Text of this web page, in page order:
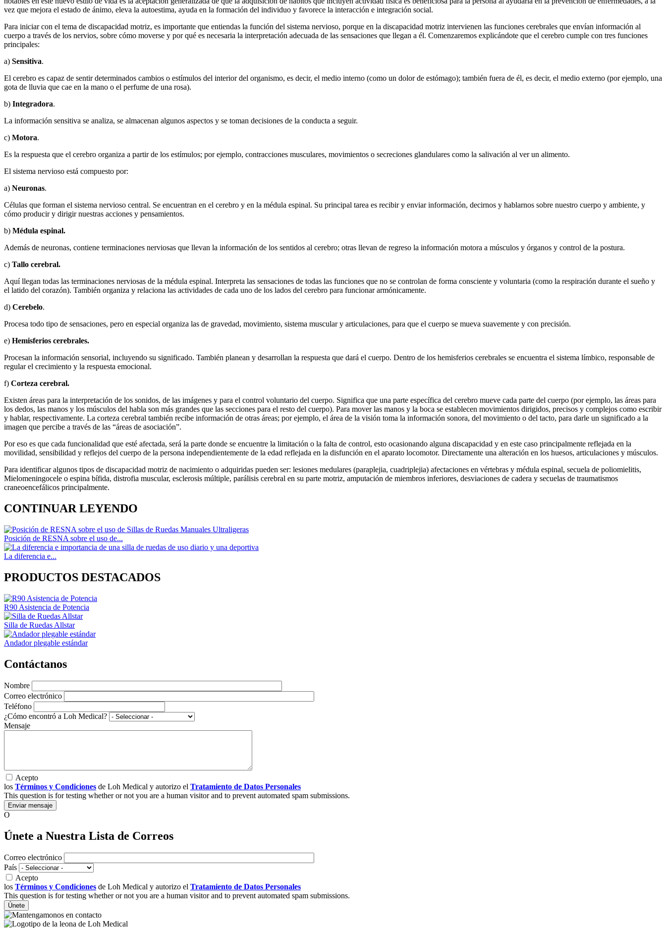
vez que mejora el estado de ánimo, eleva la autoestima, ayuda en la formación del individuo y favorece la interacción e integración social.
Para iniciar con el tema de discapacidad motriz, es importante que entiendas la función del sistema nervioso, porque en la discapacidad motriz intervienen las funciones cerebrales que envían información al
cuerpo a través de los nervios, sobre cómo moverse y por qué es necesaria la interpretación adecuada de las sensaciones que llegan a él. Comenzaremos explicándote que el cerebro cumple con tres funciones
principales:
a) Sensitiva.
El cerebro es capaz de sentir determinados cambios o estímulos del interior del organismo, es decir, el medio interno (como un dolor de estómago); también fuera de él, es decir, el medio externo (por ejemplo, una
gota de lluvia que cae en la mano o el perfume de una rosa).
b) Integradora.
La información sensitiva se analiza, se almacenan algunos aspectos y se toman decisiones de la conducta a seguir.
c) Motora.
Es la respuesta que el cerebro organiza a partir de los estímulos; por ejemplo, contracciones musculares, movimientos o secreciones glandulares como la salivación al ver un alimento.
El sistema nervioso está compuesto por:
a) Neuronas.
Células que forman el sistema nervioso central. Se encuentran en el cerebro y en la médula espinal. Su principal tarea es recibir y enviar información, decirnos y hablarnos sobre nuestro cuerpo y ambiente, y
cómo producir y dirigir nuestras acciones y pensamientos.
b) Médula espinal.
Además de neuronas, contiene terminaciones nerviosas que llevan la información de los sentidos al cerebro; otras llevan de regreso la información motora a músculos y órganos y control de la postura.
c) Tallo cerebral.
Aquí llegan todas las terminaciones nerviosas de la médula espinal. Interpreta las sensaciones de todas las funciones que no se controlan de forma consciente y voluntaria (como la respiración durante el sueño y
el latido del corazón). También organiza y relaciona las actividades de cada uno de los lados del cerebro para funcionar armónicamente.
d) Cerebelo.
Procesa todo tipo de sensaciones, pero en especial organiza las de gravedad, movimiento, sistema muscular y articulaciones, para que el cuerpo se mueva suavemente y con precisión.
e) Hemisferios cerebrales.
Procesan la información sensorial, incluyendo su significado. También planean y desarrollan la respuesta que dará el cuerpo. Dentro de los hemisferios cerebrales se encuentra el sistema límbico, responsable de
regular el crecimiento y la respuesta emocional.
f) Corteza cerebral.
Existen áreas para la interpretación de los sonidos, de las imágenes y para el control voluntario del cuerpo. Significa que una parte específica del cerebro mueve cada parte del cuerpo (por ejemplo, las áreas para
los dedos, las manos y los músculos del habla son más grandes que las secciones para el resto del cuerpo). Para mover las manos y la boca se establecen movimientos dirigidos, precisos y complejos como escribir
y hablar, respectivamente. La corteza cerebral también recibe información de otras áreas; por ejemplo, el área de la visión toma la información sonora, del movimiento o del tacto, para darle un significado a la
imagen que percibe a través de las “áreas de asociación”.
Por eso es que cada funcionalidad que esté afectada, será la parte donde se encuentre la limitación o la falta de control, esto ocasionando alguna discapacidad y en este caso principalmente reflejada en la
movilidad, sensibilidad y reflejos del cuerpo de la persona independientemente de la edad reflejada en la disfunción en el aparato locomotor. Directamente una alteración en los huesos, articulaciones y músculos.
Para identificar algunos tipos de discapacidad motriz de nacimiento o adquiridas pueden ser: lesiones medulares (paraplejia, cuadriplejia) afectaciones en vértebras y médula espinal, secuela de poliomielitis,
Mielomeningocele o espina bífida, distrofia muscular, esclerosis múltiple, parálisis cerebral en su parte motriz, amputación de miembros inferiores, desviaciones de cadera y secuelas de traumatismos
craneoencefálicos principalmente.
CONTINUAR LEYENDO
Posición de RESNA sobre el uso de...
La diferencia e...
PRODUCTOS DESTACADOS
R90 Asistencia de Potencia
Silla de Ruedas Allstar
Andador plegable estándar
Contáctanos
Nombre
Correo electrónico
Teléfono
¿Cómo encontró a Loh Medical?
Mensaje
Acepto
los Términos y Condiciones de Loh Medical y autorizo el Tratamiento de Datos Personales
This question is for testing whether or not you are a human visitor and to prevent automated spam submissions.
O
Únete a Nuestra Lista de Correos
Correo electrónico
País
Acepto
los Términos y Condiciones de Loh Medical y autorizo el Tratamiento de Datos Personales
This question is for testing whether or not you are a human visitor and to prevent automated spam submissions.